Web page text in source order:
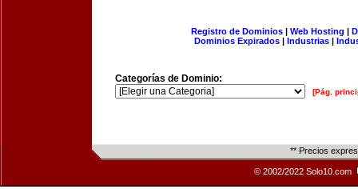
Registro de Dominios| Web Hosting |
Dominios Expirados | Industrias |
Categorías de Dominio:
[Pág.
** Precios
© 2002/2022 Solo10.com